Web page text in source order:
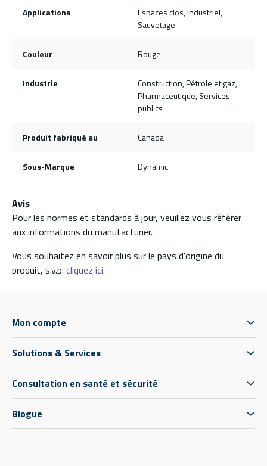
Applications
Espaces clos, Industriel,
Sauvetage
Couleur Rouge
Industrie
Construction, Pétrole et gaz,
Pharmaceutique, Services
publics
Produit fabriqué au Canada
Sous-Marque Dynamic
Avis
Pour les normes et standards à jour, veuillez vous référer
aux informations du manufacturier.
Vous souhaitez en savoir plus sur le pays d'origine du
produit, s.v.p. cliquez ici.
Mon compte
Solutions & Services
Consultation en santé et sécurité
Blogue